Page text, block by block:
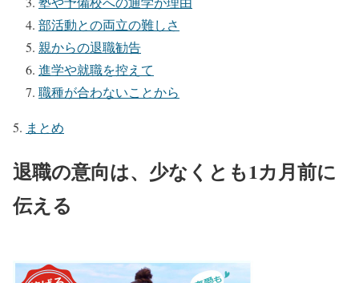
部活動との両立の難しさ
親からの退職勧告
進学や就職を控えて
職種が合わないことから
まとめ
退職の意向は、少なくとも1カ月前に
伝える